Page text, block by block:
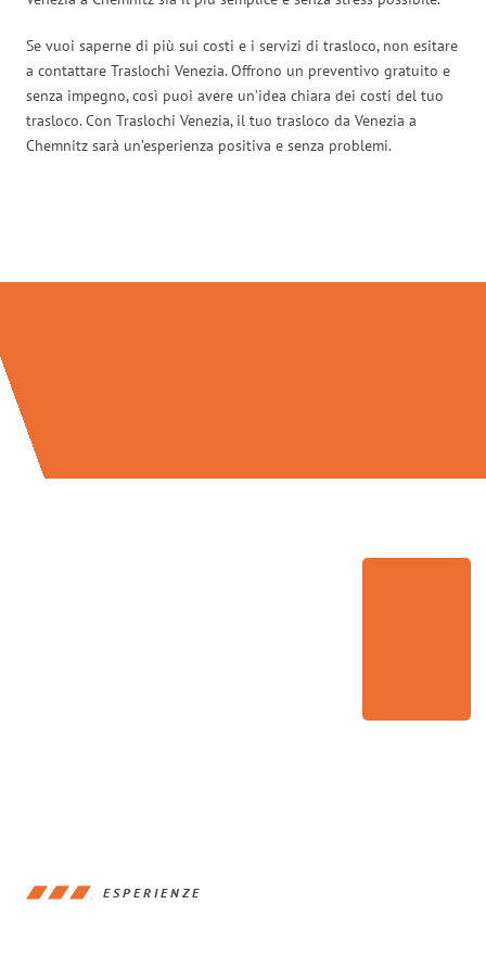
Se vuoi saperne di più sui costi e i servizi di trasloco, non esitare
a contattare Traslochi Venezia. Offrono un preventivo gratuito e
senza impegno, così puoi avere un’idea chiara dei costi del tuo
trasloco. Con Traslochi Venezia, il tuo trasloco da Venezia a
Chemnitz sarà un’esperienza positiva e senza problemi.
ESPERIENZE